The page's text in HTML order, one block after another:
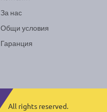
За нас
Общи условия
Гаранция
All rights reserved.